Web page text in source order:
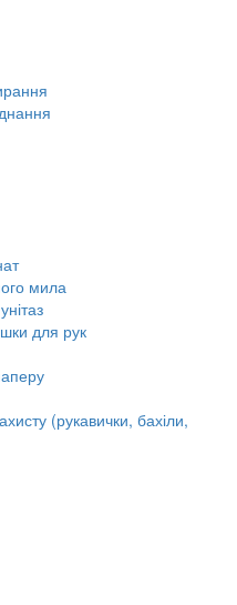
мила
для рук
(рукавички, бахіли,